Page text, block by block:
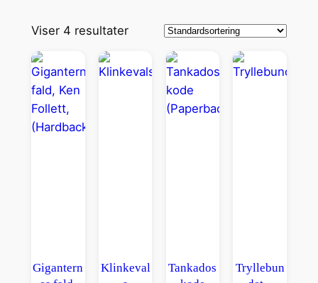
Viser 4 resultater
Gigantern
Klinkeval
Tankados
Tryllebun